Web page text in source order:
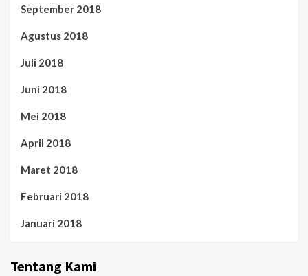
September 2018
Agustus 2018
Juli 2018
Juni 2018
Mei 2018
April 2018
Maret 2018
Februari 2018
Januari 2018
Tentang Kami